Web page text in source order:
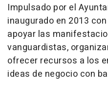
Impulsado por el
inaugurado en 2013
apoyar las
vanguardistas,
ofrecer recursos a los
ideas de negocio con